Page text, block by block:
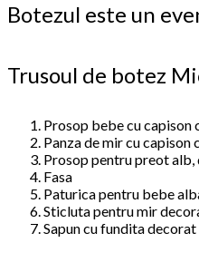
Botezul este un
Trusoul de botez
Prosop bebe cu capison
Panza de mir cu
Prosop pentru preot alb,
Fasa
Paturica pentru bebe
Sticluta pentru mir
Sapun cu fundita